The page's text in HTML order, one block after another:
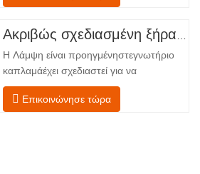
καπλαμά αντιπροσωπεύει μια σημαντική
ανακάλυψη καπλαμάς ξύλουτεχνολογία
επεξεργασίας. Σχεδιασμένο για
κατασκευαστές κόντρα πλακέ,
εργοστάσια καπλαμά…
Η Λάμψη είναι προηγμένηστεγνωτήριο
καπλαμάέχει σχεδιαστεί για να
αντιμετωπίζει τις πιο συνηθισμένες
προκλήσεις σεστέγνωμα καπλαμά:
Επικοινώνησε τώρα